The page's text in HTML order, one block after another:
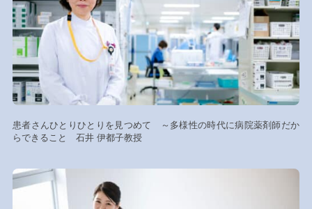
患者さんひとりひとりを見つめて ～多様性の時代に病院薬剤師だか
らできること 石井 伊都子教授